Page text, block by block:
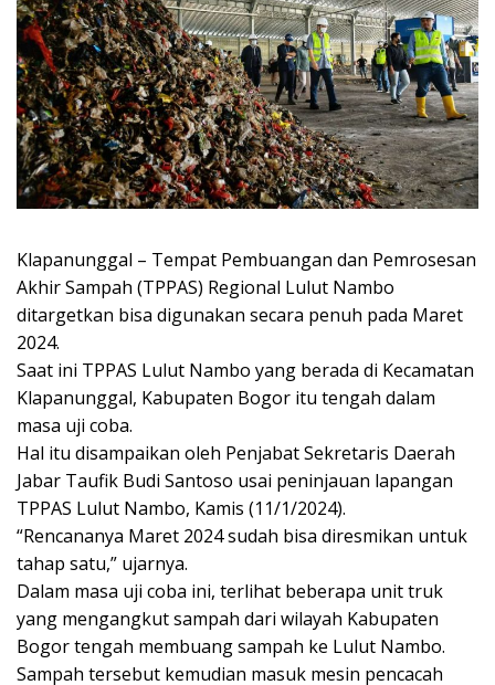
Klapanunggal – Tempat Pembuangan dan Pemrosesan
Akhir Sampah (TPPAS) Regional Lulut Nambo
ditargetkan bisa digunakan secara penuh pada Maret
2024.
Saat ini TPPAS Lulut Nambo yang berada di Kecamatan
Klapanunggal, Kabupaten Bogor itu tengah dalam
masa uji coba.
Hal itu disampaikan oleh Penjabat Sekretaris Daerah
Jabar Taufik Budi Santoso usai peninjauan lapangan
TPPAS Lulut Nambo, Kamis (11/1/2024).
“Rencananya Maret 2024 sudah bisa diresmikan untuk
tahap satu,” ujarnya.
Dalam masa uji coba ini, terlihat beberapa unit truk
yang mengangkut sampah dari wilayah Kabupaten
Bogor tengah membuang sampah ke Lulut Nambo.
Sampah tersebut kemudian masuk mesin pencacah